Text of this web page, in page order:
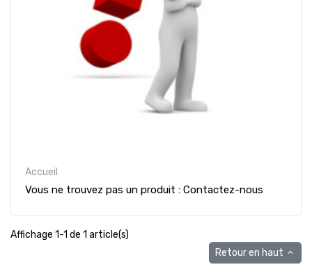
Accueil
Vous ne trouvez pas un produit : Contactez-nous
Affichage 1-1 de 1 article(s)
Retour en haut 